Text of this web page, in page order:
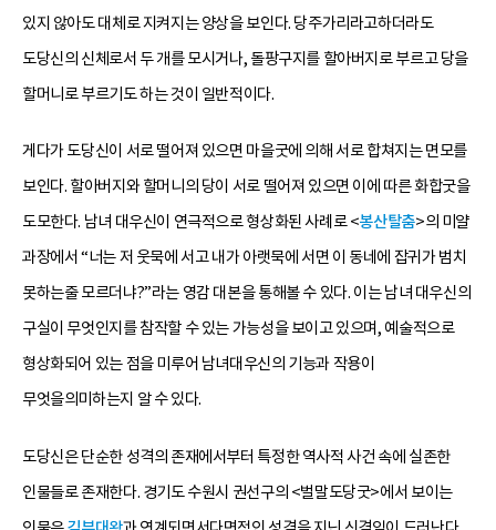
있지 않아도 대체로 지켜지는 양상을 보인다. 당주가리라고하더라도
도당신의 신체로서 두 개를 모시거나, 돌팡구지를 할아버지로 부르고 당을
할머니로 부르기도 하는 것이 일반적이다.
게다가 도당신이 서로 떨어져 있으면 마을굿에 의해 서로 합쳐지는 면모를
보인다. 할아버지와 할머니의 당이 서로 떨어져 있으면 이에 따른 화합굿을
도모한다. 남녀 대우신이 연극적으로 형상화된 사례로 <봉산탈춤>의 미얄
과장에서 “너는 저 웃묵에 서고 내가 아랫묵에 서면 이 동네에 잡귀가 범치
못하는줄 모르더냐?”라는 영감 대본을 통해볼 수 있다. 이는 남녀 대우신의
구실이 무엇인지를 참작할 수 있는 가능성을 보이고 있으며, 예술적으로
형상화되어 있는 점을 미루어 남녀대우신의 기능과 작용이
무엇을의미하는지 알 수 있다.
도당신은 단순한 성격의 존재에서부터 특정한 역사적 사건 속에 실존한
인물들로 존재한다. 경기도 수원시 권선구의 <벌말도당굿>에서 보이는